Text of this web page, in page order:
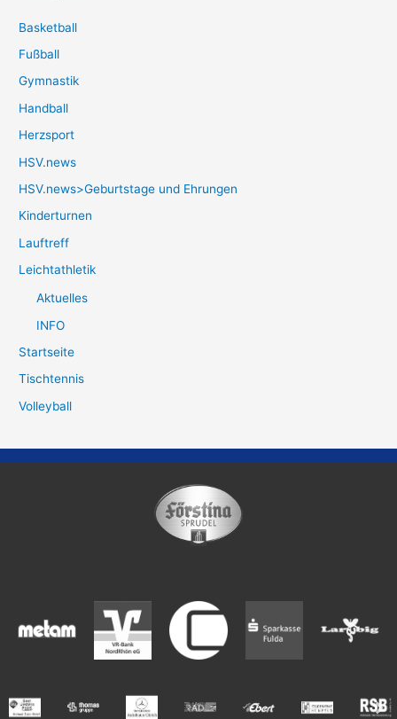
Basketball
Fußball
Gymnastik
Handball
Herzsport
HSV.news
HSV.news>Geburtstage und Ehrungen
Kinderturnen
Lauftreff
Leichtathletik
Aktuelles
INFO
Startseite
Tischtennis
Volleyball